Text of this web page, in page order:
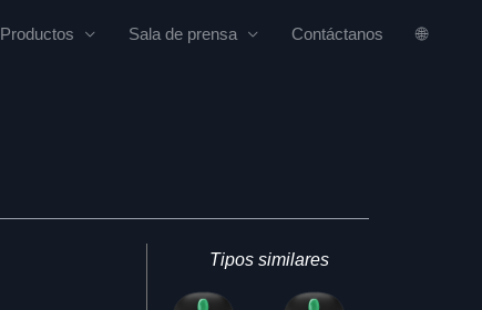
Productos Sala de prensa Contáctanos 🌐
Tipos similares